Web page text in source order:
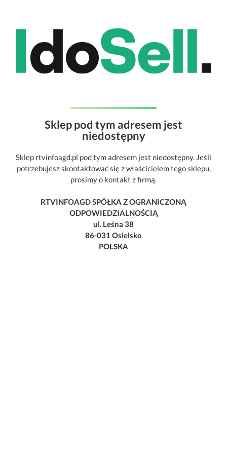
Sklep pod tym adresem jest
niedostępny
Sklep rtvinfoagd.pl pod tym adresem jest niedostępny. Jeśli
potrzebujesz skontaktować się z właścicielem tego sklepu,
prosimy o kontakt z firmą.
RTVINFOAGD SPÓŁKA Z OGRANICZONĄ
ODPOWIEDZIALNOŚCIĄ
ul. Leśna 38
86-031 Osielsko
POLSKA